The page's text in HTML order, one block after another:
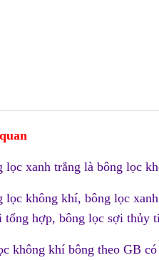
lọc xanh trắng là bông lọc
lọc không khí, bông lọc
tổng hợp, bông lọc sợi thủy
không khí bông theo GB